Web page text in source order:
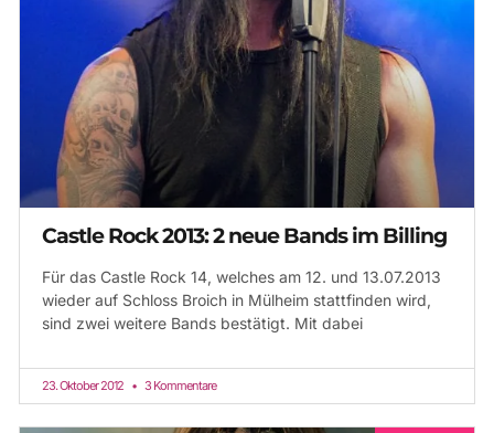
Castle Rock 2013: 2 neue Bands im Billing
Für das Castle Rock 14, welches am 12. und 13.07.2013
wieder auf Schloss Broich in Mülheim stattfinden wird,
sind zwei weitere Bands bestätigt. Mit dabei
23. Oktober 2012 3 Kommentare